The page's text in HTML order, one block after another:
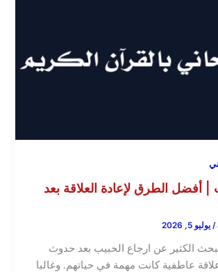
| أفضل الطرق لإعادة العلاقة بعد
/يوليو 5, 2026
الكثير عن ارجاع الحبيب بعد حدوث
علاقة عاطفية كانت مهمة في حياتهم. وغالبا